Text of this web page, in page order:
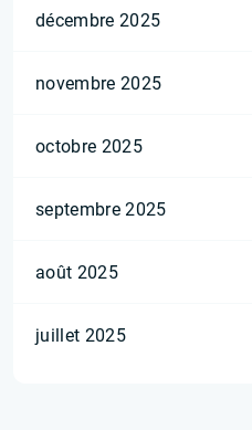
décembre 2025
novembre 2025
octobre 2025
septembre 2025
août 2025
juillet 2025